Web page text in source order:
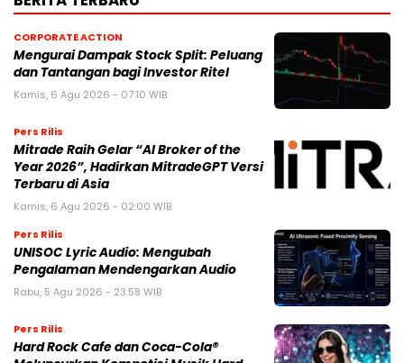
CORPORATE ACTION
Mengurai Dampak Stock Split: Peluang
dan Tantangan bagi Investor Ritel
Kamis, 6 Agu 2026 - 07:10 WIB
Pers Rilis
Mitrade Raih Gelar “AI Broker of the
Year 2026”, Hadirkan MitradeGPT Versi
Terbaru di Asia
Kamis, 6 Agu 2026 - 02:00 WIB
Pers Rilis
UNISOC Lyric Audio: Mengubah
Pengalaman Mendengarkan Audio
Rabu, 5 Agu 2026 - 23:58 WIB
Pers Rilis
Hard Rock Cafe dan Coca-Cola®